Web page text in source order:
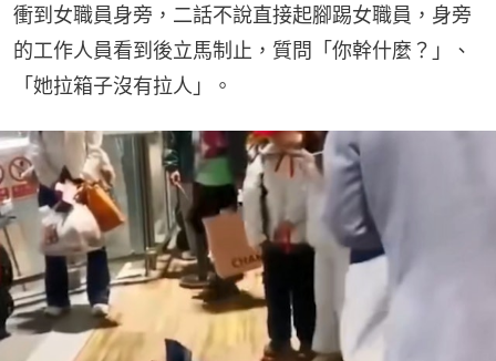
衝到女職員身旁，二話不說直接起腳踢女職員，身旁
的工作人員看到後立馬制止，質問「你幹什麼？」、
「她拉箱子沒有拉人」。